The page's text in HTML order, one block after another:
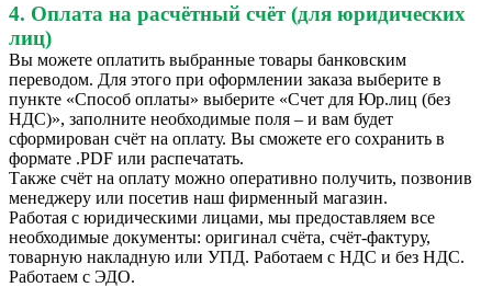
4. Оплата на расчётный счёт (для юридических
лиц)
Вы можете оплатить выбранные товары банковским
переводом. Для этого при оформлении заказа выберите в
пункте «Способ оплаты» выберите «Счет для Юр.лиц (без
НДС)», заполните необходимые поля – и вам будет
сформирован счёт на оплату. Вы сможете его сохранить в
формате .PDF или распечатать.
Также счёт на оплату можно оперативно получить, позвонив
менеджеру или посетив наш фирменный магазин.
Работая с юридическими лицами, мы предоставляем все
необходимые документы: оригинал счёта, счёт-фактуру,
товарную накладную или УПД. Работаем с НДС и без НДС.
Работаем с ЭДО.